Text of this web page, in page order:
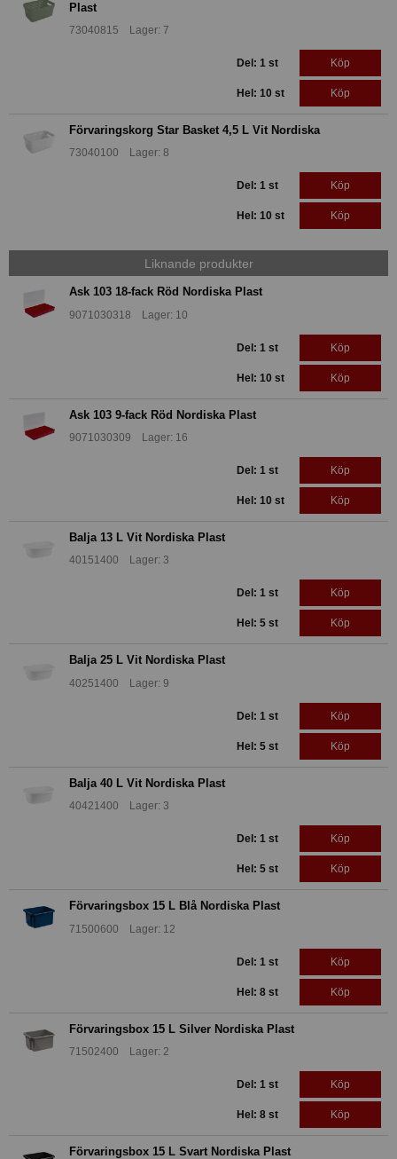
Plast
73040815 Lager: 7
Del: 1 st Köp
Hel: 10 st Köp
Förvaringskorg Star Basket 4,5 L Vit Nordiska
73040100 Lager: 8
Del: 1 st Köp
Hel: 10 st Köp
Liknande produkter
Ask 103 18-fack Röd Nordiska Plast
9071030318 Lager: 10
Del: 1 st Köp
Hel: 10 st Köp
Ask 103 9-fack Röd Nordiska Plast
9071030309 Lager: 16
Del: 1 st Köp
Hel: 10 st Köp
Balja 13 L Vit Nordiska Plast
40151400 Lager: 3
Del: 1 st Köp
Hel: 5 st Köp
Balja 25 L Vit Nordiska Plast
40251400 Lager: 9
Del: 1 st Köp
Hel: 5 st Köp
Balja 40 L Vit Nordiska Plast
40421400 Lager: 3
Del: 1 st Köp
Hel: 5 st Köp
Förvaringsbox 15 L Blå Nordiska Plast
71500600 Lager: 12
Del: 1 st Köp
Hel: 8 st Köp
Förvaringsbox 15 L Silver Nordiska Plast
71502400 Lager: 2
Del: 1 st Köp
Hel: 8 st Köp
Förvaringsbox 15 L Svart Nordiska Plast